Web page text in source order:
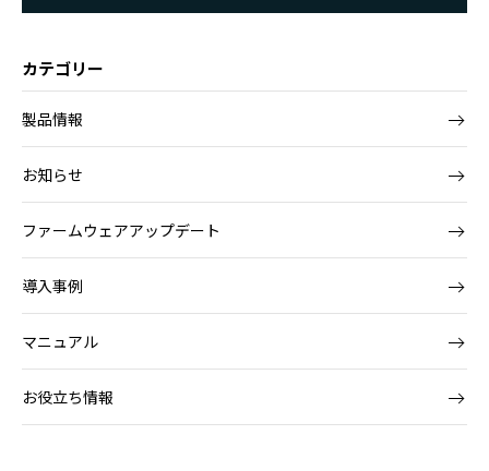
カテゴリー
製品情報
お知らせ
ファームウェアアップデート
導入事例
マニュアル
お役立ち情報